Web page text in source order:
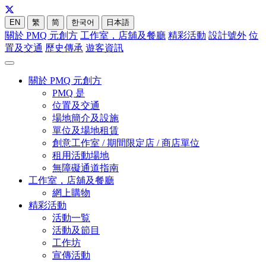
EN 繁 简 한국어 日本語
關於 PMQ 元創方 工作室，店舖及餐廳 精彩活動 設計號外 位
置及交通 歷史傳承 遊客資訊
關於 PMQ 元創方
PMQ 是
位置及交通
場地簡介及設施
單位及場地租賃
創意工作室 / 期間限定店 / 商店單位
租用活動場地
無障礙通道指南
工作室，店舖及餐廳
網上購物
精彩活動
活動一覧
活動及節目
工作坊
宣傳活動